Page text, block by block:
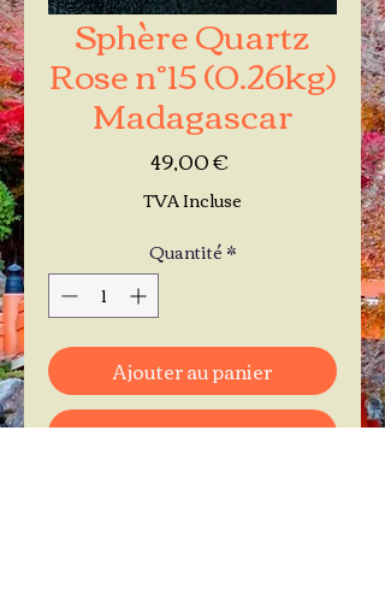
Sphère Quartz
Rose n°15 (0.26kg)
Madagascar
49,00 €Prix
TVA Incluse
Quantité*
Ajouter au panier
Commander et payer